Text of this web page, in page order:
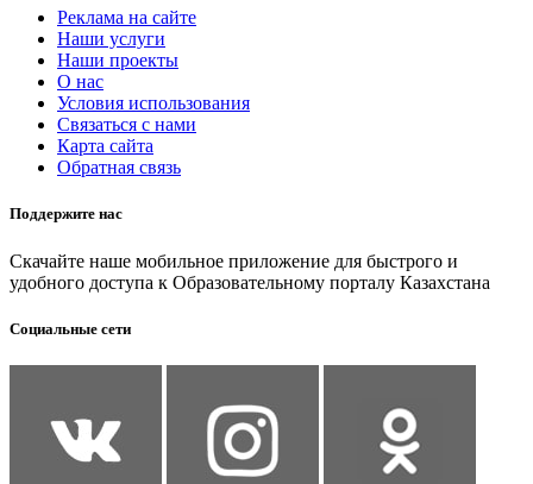
Реклама на сайте
Наши услуги
Наши проекты
О нас
Условия использования
Связаться с нами
Карта сайта
Обратная связь
Поддержите нас
Скачайте наше мобильное приложение для быстрого и
удобного доступа к Образовательному порталу Казахстана
Социальные сети